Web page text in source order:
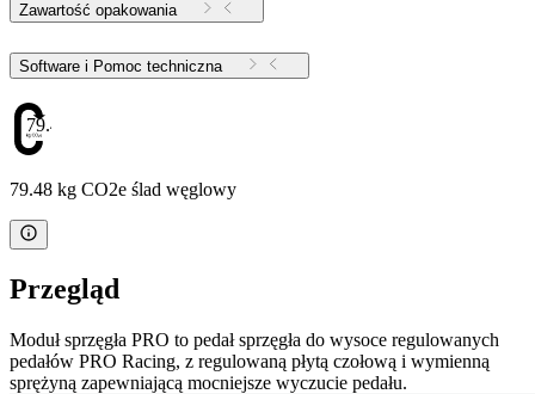
Zawartość opakowania
Software i Pomoc techniczna
79.48
79.48 kg CO2e ślad węglowy
Przegląd
Moduł sprzęgła PRO to pedał sprzęgła do wysoce regulowanych
pedałów PRO Racing, z regulowaną płytą czołową i wymienną
sprężyną zapewniającą mocniejsze wyczucie pedału.